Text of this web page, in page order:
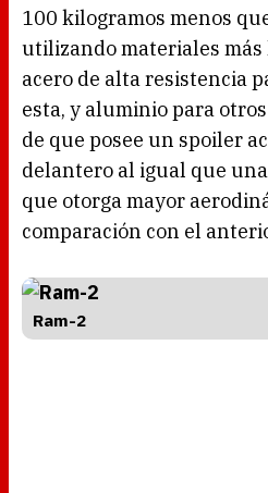
100 kilogramos menos
utilizando materiales
acero de alta resistencia
esta, y aluminio para
de que posee un spoiler
delantero al igual que
que otorga mayor
comparación con el
Ram-2